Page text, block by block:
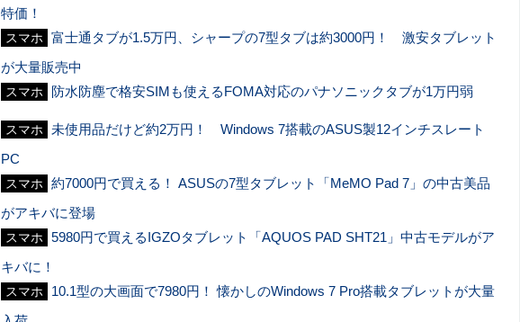
特価！
スマホ
富士通タブが1.5万円、シャープの7型タブは約3000円！ 激安タブレット
が大量販売中
スマホ 防水防塵で格安SIMも使えるFOMA対応のパナソニックタブが1万円弱
スマホ
未使用品だけど約2万円！ Windows 7搭載のASUS製12インチスレート
PC
スマホ
約7000円で買える！ ASUSの7型タブレット「MeMO Pad 7」の中古美品
がアキバに登場
スマホ
5980円で買えるIGZOタブレット「AQUOS PAD SHT21」中古モデルがア
キバに！
スマホ
10.1型の大画面で7980円！ 懐かしのWindows 7 Pro搭載タブレットが大量